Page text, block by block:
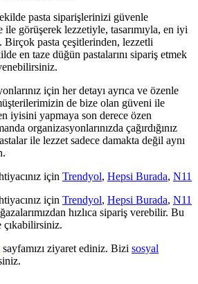
pasta siparişlerinizi güvenle
görüşerek lezzetiyle, tasarımıyla, en iyi
Birçok pasta çeşitlerinden, lezzetli
en taze düğün pastalarını sipariş etmek
için her detayı ayrıca ve özenle
de bize olan güveni ile
iyisini yapmaya son derece özen
organizasyonlarınızda çağırdığınız
ile lezzet sadece damakta değil aynı
için Trendyol, Hepsi Burada, N11
için Trendyol, Hepsi Burada, N11
hızlıca sipariş verebilir. Bu
çıkabilirsiniz.
sayfamızı ziyaret ediniz. Bizi sosyal